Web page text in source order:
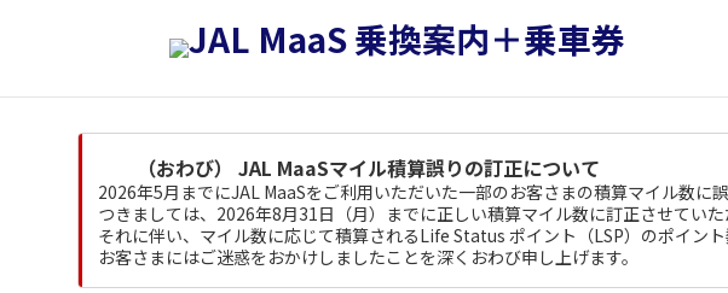
（おわび） JAL MaaSマイル積算誤りの訂正について
2026年5月までにJAL MaaSをご利用いただいた一部のお客さまの積算マイル数に
つきましては、2026年8月31日（月）までに正しい積算マイル数に訂正させていた
それに伴い、マイル数に応じて積算されるLife Status ポイント（LSP）のポイント
お客さまにはご迷惑をおかけしましたことを深くおわび申し上げます。